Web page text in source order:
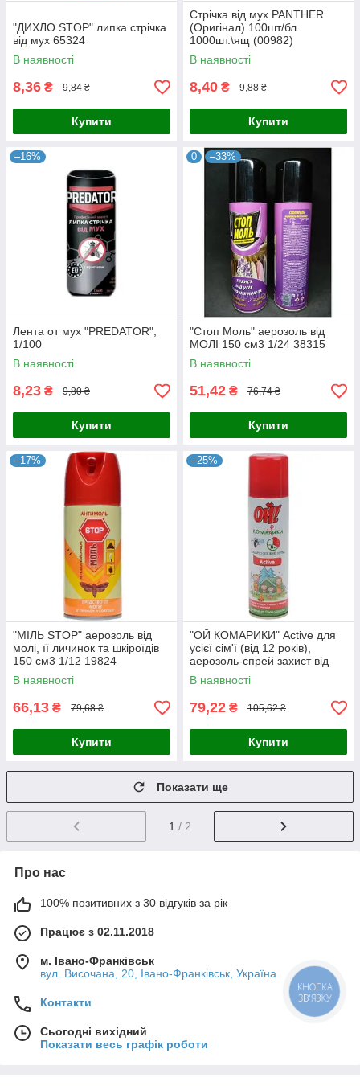
"ДИХЛО STOP" липка стрічка
від мух 65324
В наявності
8,36 ₴ 9,84 ₴
Купити
Стрічка від мух PANTHER
(Оригінал) 100шт/бл.
1000шт.\ящ (00982)
В наявності
8,40 ₴ 9,88 ₴
Купити
–16%
Лента от мух "PREDATOR",
1/100
В наявності
8,23 ₴ 9,80 ₴
Купити
0 –33%
"Стоп Моль" аерозоль від
МОЛІ 150 см3 1/24 38315
В наявності
51,42 ₴ 76,74 ₴
Купити
–17%
"МІЛЬ STOP" аерозоль від
молі, її личинок та шкіроїдів
150 см3 1/12 19824
В наявності
66,13 ₴ 79,68 ₴
Купити
–25%
"ОЙ КОМАРИКИ" Active для
усієї сім'ї (від 12 років),
аерозоль-спрей захист від
комарів 150 мл 38315
В наявності
79,22 ₴ 105,62 ₴
Купити
Показати ще
1 / 2
Про нас
100% позитивних з 30 відгуків за рік
Працює з 02.11.2018
м. Івано-Франківськ
вул. Височана, 20, Івано-Франківськ, Україна
Контакти
Сьогодні вихідний
Показати весь графік роботи
КНОПКА
ЗВ'ЯЗКУ